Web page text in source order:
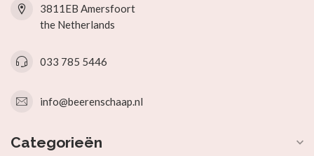
3811EB Amersfoort
the Netherlands
033 785 5446
info@beerenschaap.nl
Categorieën